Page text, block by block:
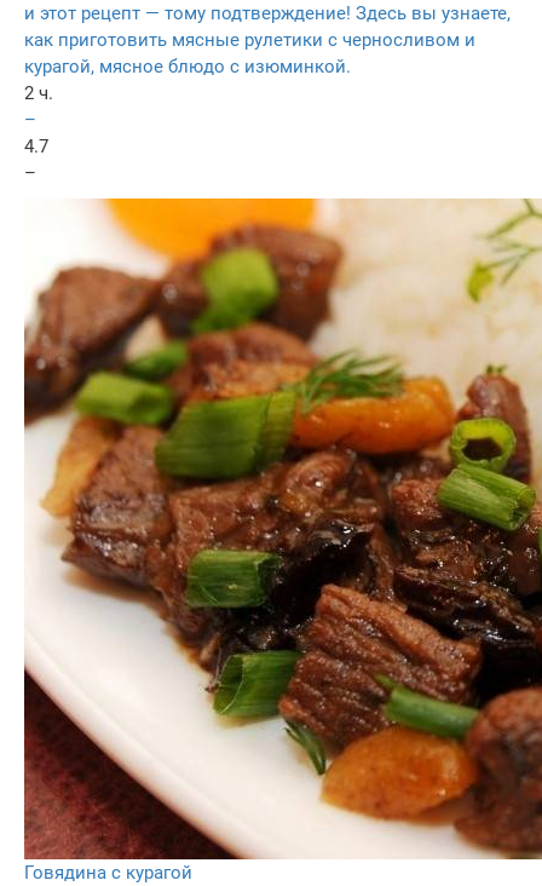
и этот рецепт — тому подтверждение! Здесь вы узнаете,
как приготовить мясные рулетики с черносливом и
курагой, мясное блюдо с изюминкой.
2 ч.
–
4.7
–
Говядина с курагой